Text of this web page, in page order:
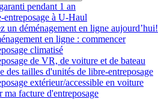
pendant 1 an
entreposage à U-Haul
un déménagement en ligne aujourd’hui!
en ligne : commencer
climatisé
de VR, de voiture et de bateau
des tailles d'unités de libre-entreposage
extérieur/accessible en voiture
ma facture d'entreposage